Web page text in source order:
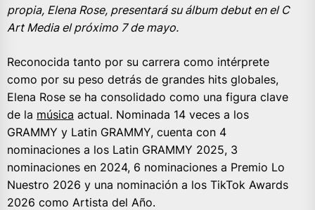
propia, Elena Rose, presentará su álbum debut en el C
Art Media el próximo 7 de mayo.
Reconocida tanto por su carrera como intérprete
como por su peso detrás de grandes hits globales,
Elena Rose se ha consolidado como una figura clave
de la música actual. Nominada 14 veces a los
GRAMMY y Latin GRAMMY, cuenta con 4
nominaciones a los Latin GRAMMY 2025, 3
nominaciones en 2024, 6 nominaciones a Premio Lo
Nuestro 2026 y una nominación a los TikTok Awards
2026 como Artista del Año.